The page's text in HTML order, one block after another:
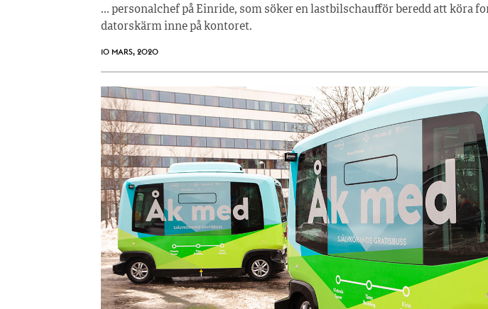
... personalchef på Einride, som söker en lastbilschaufför beredd att köra
datorskärm inne på kontoret.
10 MARS, 2020